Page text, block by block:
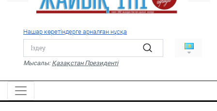
Дені сау ұлт
Спорт
Жалын
PDF
Нашар көретіндерге арналған нұсқа
Мысалы: Қазақстан Президенті